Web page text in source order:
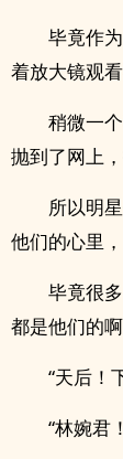
毕竟作
着放大镜观
稍微一
抛到了网上
所以明
他们的心里
毕竟很
都是他们的啊
“天后！
“林婉君